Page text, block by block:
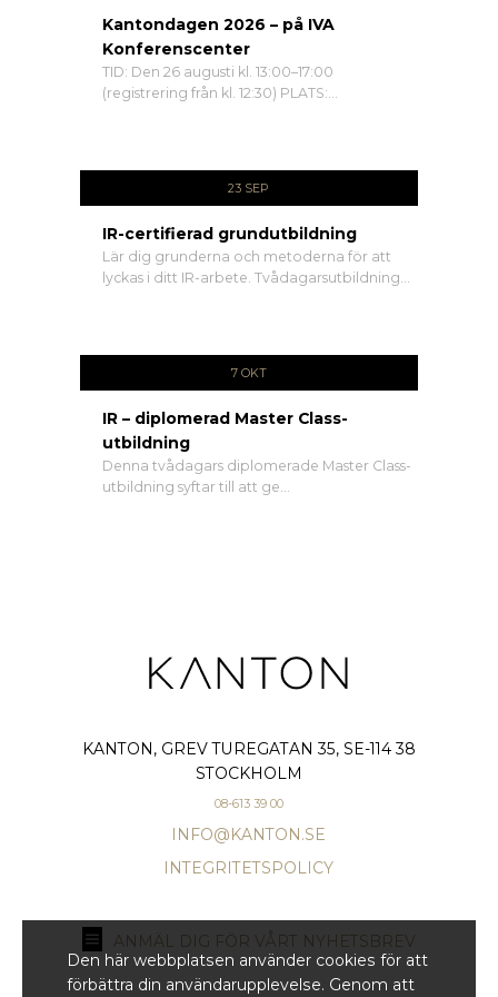
Den här webbplatsen använder cookies för att
förbättra din användarupplevelse. Genom att
Kantondagen 2026 – på IVA
Konferenscenter
TID: Den 26 augusti kl. 13:00–17:00
(registrering från kl. 12:30) PLATS:...
23 SEP
IR-certifierad grundutbildning
Lär dig grunderna och metoderna för att
lyckas i ditt IR-arbete. Tvådagarsutbildning...
7 OKT
IR – diplomerad Master Class-
utbildning
Denna tvådagars diplomerade Master Class-
utbildning syftar till att ge...
KANTON, GREV TUREGATAN 35, SE-114 38
STOCKHOLM
08-613 39 00
INFO@KANTON.SE
INTEGRITETSPOLICY
ANMÄL DIG FÖR VÅRT NYHETSBREV